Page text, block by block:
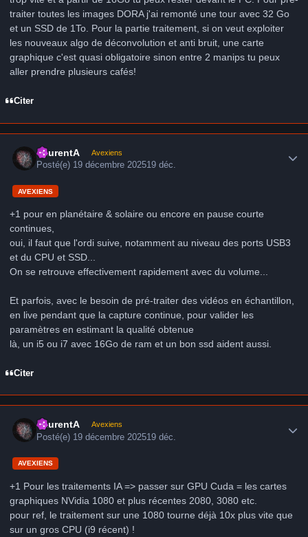
traiter toutes les images DORA j'ai remonté une tour avec 32 Go
et un SSD de 1To. Pour la partie traitement, si on veut exploiter
les nouveaux algo de déconvolution et anti bruit, une carte
graphique c'est quasi obligatoire sinon entre 2 manips tu peux
aller prendre plusieurs cafés!
Citer
LaurentA Avexiens
Posté(e) 19 décembre 202519 déc.
AVEXIENS
+1 pour en planétaire & solaire ou encore en pause courte
continues,
oui, il faut que l'ordi suive, notamment au niveau des ports USB3
et du CPU et SSD...
On se retrouve effectivement rapidement avec du volume...
Et parfois, avec le besoin de pré-traiter des vidéos en échantillon,
en live pendant que la capture continue, pour valider les
paramètres en estimant la qualité obtenue
là, un i5 ou i7 avec 16Go de ram et un bon ssd aident aussi.
Citer
LaurentA Avexiens
Posté(e) 19 décembre 202519 déc.
AVEXIENS
+1 Pour les traitements IA => passer sur GPU Cuda = les cartes
graphiques NVidia 1080 et plus récentes 2080, 3080 etc.
pour ref, le traitement sur une 1080 tourne déjà 10x plus vite que
sur un gros CPU (i9 récent) !